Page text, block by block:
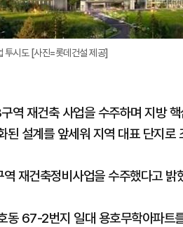
투시도 [사진=롯데건설 제공]
역 재건축 사업을 수주하며 지방
된 설계를 앞세워 지역 대표 단지로
재건축정비사업을 수주했다고
동 67-2번지 일대 용호무학아파트